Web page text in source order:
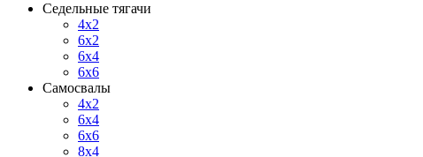
Седельные тягачи
4x2
6x2
6x4
6x6
Самосвалы
4x2
6x4
6x6
8x4